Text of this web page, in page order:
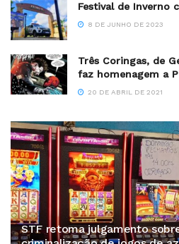
Festival de Inverno
8 DE JUNHO DE 2023
Três Coringas, de
faz homenagem a
20 DE ABRIL DE 2021
STF retoma julgamento